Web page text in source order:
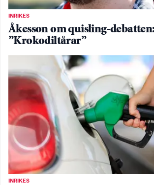
INRIKES
Åkesson om quisling-debatten:
”Krokodiltårar”
INRIKES